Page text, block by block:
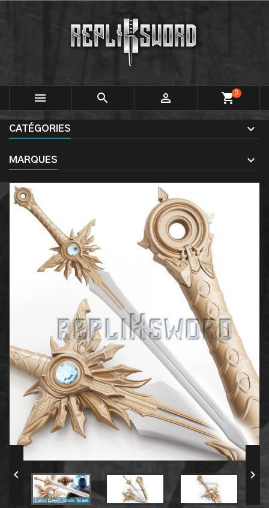
   shopping_cart0
CATÉGORIES
MARQUES
 